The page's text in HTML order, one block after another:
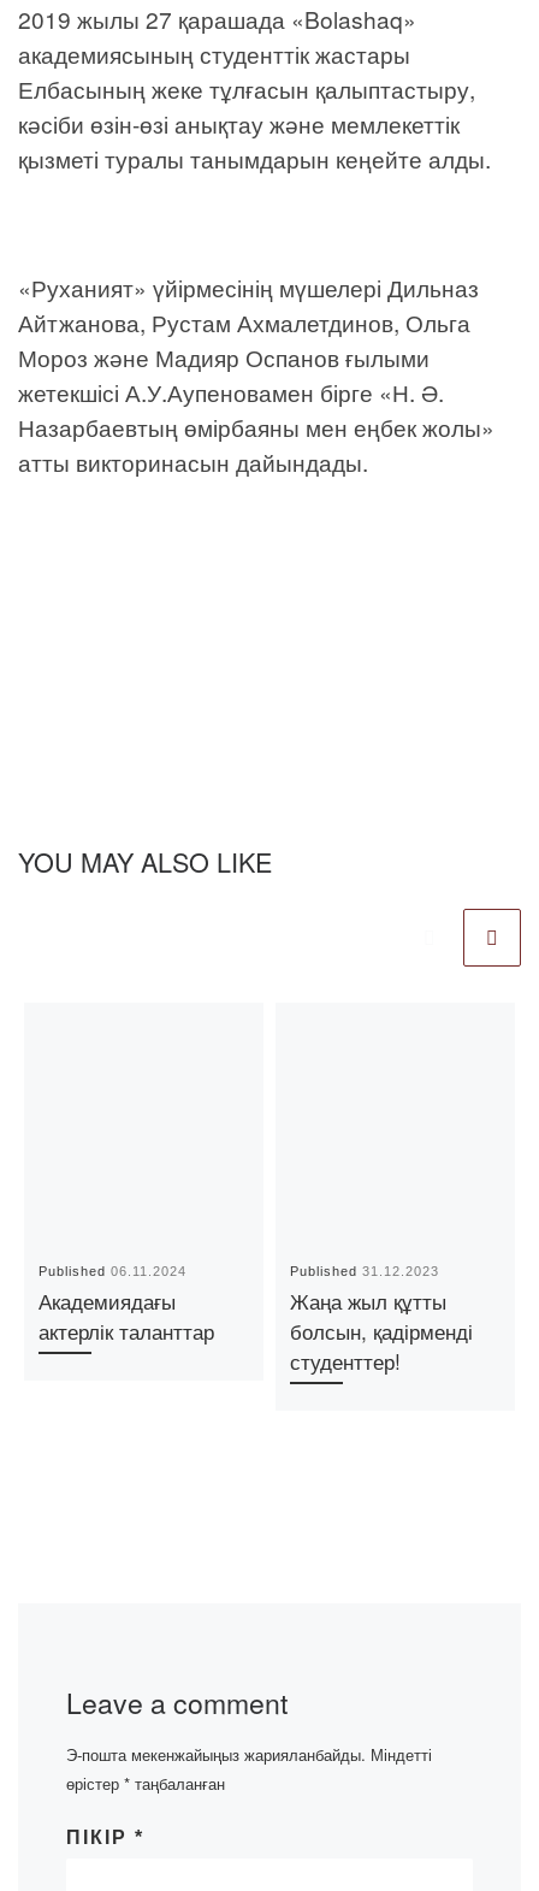
2019 жылы 27 қарашада «Bolashaq»
академиясының студенттік жастары
Елбасының жеке тұлғасын қалыптастыру,
кәсіби өзін-өзі анықтау және мемлекеттік
қызметі туралы танымдарын кеңейте алды.
«Руханият» үйірмесінің мүшелері Дильназ
Айтжанова, Рустам Ахмалетдинов, Ольга
Мороз және Мадияр Оспанов ғылыми
жетекшісі А.У.Аупеновамен бірге «Н. Ә.
Назарбаевтың өмірбаяны мен еңбек жолы»
атты викторинасын дайындады.
YOU MAY ALSO LIKE
Published06.11.2024
Академиядағы
актерлік таланттар
Published31.12.2023
Жаңа жыл құтты
болсын, қадірменді
студенттер!
Leave a comment
Э-пошта мекенжайыңыз жарияланбайды. Міндетті
өрістер * таңбаланған
ПІКІР *